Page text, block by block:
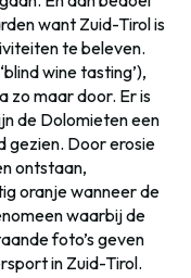
want Zuid-Tirol is
te beleven.
wine tasting’),
zo maar door. Er is
de Dolomieten een
gezien. Door erosie
ontstaan,
oranje wanneer de
waarbij de
foto’s geven
in Zuid-Tirol.